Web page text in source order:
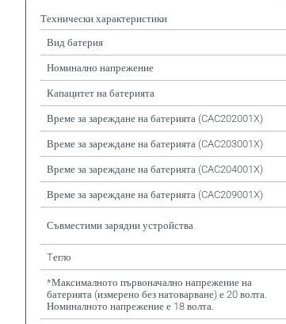
Технически характеристики
Вид батерия
Номинално напрежение
Капацитет на батерията
Време за зареждане на батерията (CAC202001X)
Време за зареждане на батерията (CAC203001X)
Време за зареждане на батерията (CAC204001X)
Време за зареждане на батерията (CAC209001X)
Съвместими зарядни устройства
Tегло
*Максималното първоначално напрежение на
батерията (измерено без натоварване) е 20 волта.
Номиналното напрежение е 18 волта.